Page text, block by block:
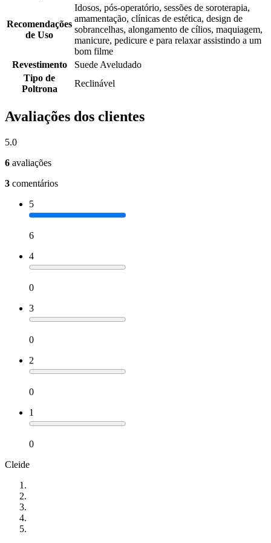
Recomendações
de Uso
Idosos, pós-operatório, sessões de soroterapia,
amamentação, clínicas de estética, design de
sobrancelhas, alongamento de cílios, maquiagem,
manicure, pedicure e para relaxar assistindo a um
bom filme
Revestimento
Suede Aveludado
Tipo de
Poltrona
Reclinável
Avaliações dos clientes
5.0
6 avaliações
3 comentários
5
6
4
0
3
0
2
0
1
0
Cleide